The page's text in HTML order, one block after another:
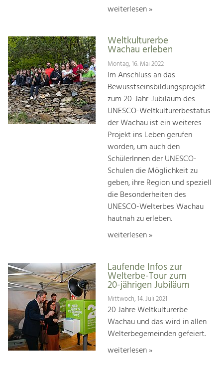
weiterlesen »
Weltkulturerbe
Wachau erleben
Montag, 16. Mai 2022
Im Anschluss an das
Bewusstseinsbildungsprojekt
zum 20-Jahr-Jubiläum des
UNESCO-Weltkulturerbestatus
der Wachau ist ein weiteres
Projekt ins Leben gerufen
worden, um auch den
SchülerInnen der UNESCO-
Schulen die Möglichkeit zu
geben, ihre Region und speziell
die Besonderheiten des
UNESCO-Welterbes Wachau
hautnah zu erleben.
weiterlesen »
Laufende Infos zur
Welterbe-Tour zum
20-jährigen Jubiläum
Mittwoch, 14. Juli 2021
20 Jahre Weltkulturerbe
Wachau und das wird in allen
Welterbegemeinden gefeiert.
weiterlesen »